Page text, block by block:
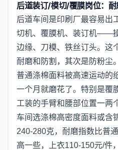
后道装订/模切/覆膜岗位：
后道车间是印刷厂最容易出
切机、覆膜机、装订机——
边缘、刀模、铁丝订头。这
耐磨和防割，其次是防粉尘。
普通涤棉面料被高速运动的
一个月就磨花了。特别是覆
工装的手臂和腰部位置一两
车间选涤棉高密度面料或含
240-280克，耐磨指数比普
高一些，上衣110-150元/件